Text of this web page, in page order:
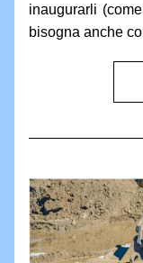
inaugurarli
bisogna anche